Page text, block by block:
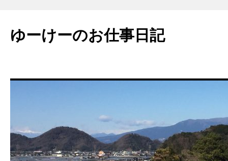
ゆーけーのお仕事日記